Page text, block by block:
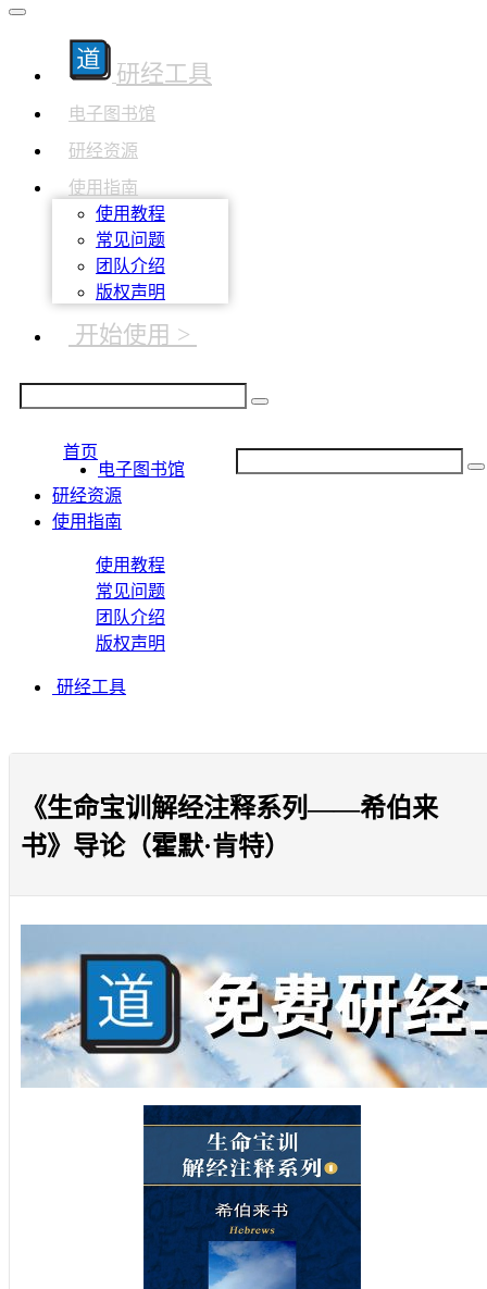
研经工具
电子图书馆
研经资源
使用指南
使用教程
常见问题
团队介绍
版权声明
开始使用 >
首页
电子图书馆
研经资源
使用指南
使用教程
常见问题
团队介绍
版权声明
研经工具
《生命宝训解经注释系列——希伯来
书》导论（霍默·肯特）